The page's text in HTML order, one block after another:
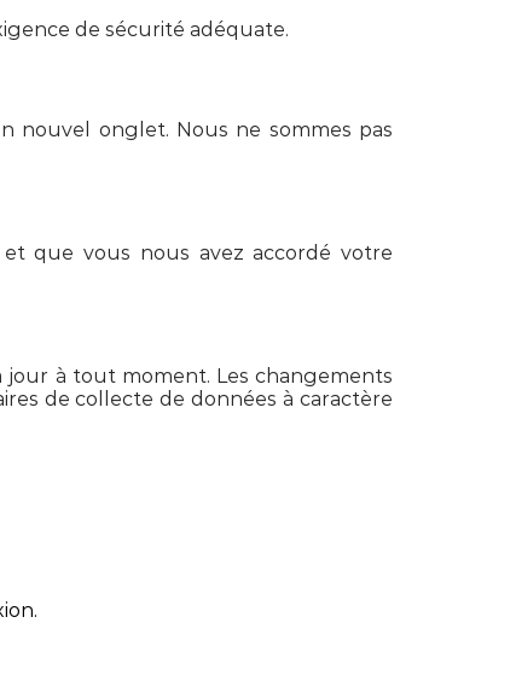
de sécurité adéquate.
nouvel onglet. Nous ne sommes pas
que vous nous avez accordé votre
à tout moment. Les changements
de collecte de données à caractère